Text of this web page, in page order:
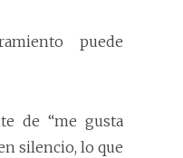
puede
de “me gusta
silencio, lo que